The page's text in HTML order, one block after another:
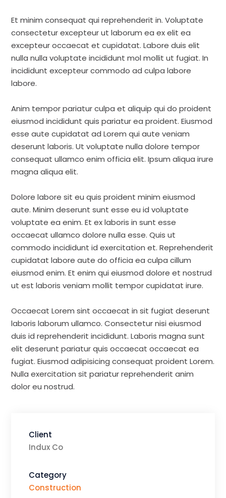
Et minim consequat qui reprehenderit in. Voluptate
consectetur excepteur ut laborum ea ex elit ea
excepteur occaecat et cupidatat. Labore duis elit
nulla nulla voluptate incididunt mol mollit ut fugiat. In
incididunt excepteur commodo ad culpa labore
labore.
Anim tempor pariatur culpa et aliquip qui do proident
eiusmod incididunt quis pariatur ea proident. Eiusmod
esse aute cupidatat ad Lorem qui aute veniam
deserunt laboris. Ut voluptate nulla dolore tempor
consequat ullamco enim officia elit. Ipsum aliqua irure
magna aliqua elit.
Dolore labore sit eu quis proident minim eiusmod
aute. Minim deserunt sunt esse eu id voluptate
voluptate ea enim. Et ex laboris in sunt esse
occaecat ullamco dolore nulla esse. Quis ut
commodo incididunt id exercitation et. Reprehenderit
cupidatat labore aute do officia ea culpa cillum
eiusmod enim. Et enim qui eiusmod dolore et nostrud
ut est laboris veniam mollit tempor cupidatat irure.
Occaecat Lorem sint occaecat in sit fugiat deserunt
laboris laborum ullamco. Consectetur nisi eiusmod
duis id reprehenderit incididunt. Laboris magna sunt
elit deserunt pariatur quis occaecat occaecat ea
fugiat. Eiusmod adipisicing consequat proident Lorem.
Nulla exercitation sit pariatur reprehenderit anim
dolor eu nostrud.
Client
Indux Co
Category
Construction